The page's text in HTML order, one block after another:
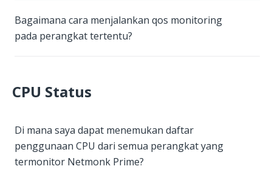
Bagaimana cara menjalankan qos monitoring
pada perangkat tertentu?
CPU Status
Di mana saya dapat menemukan daftar
penggunaan CPU dari semua perangkat yang
termonitor Netmonk Prime?